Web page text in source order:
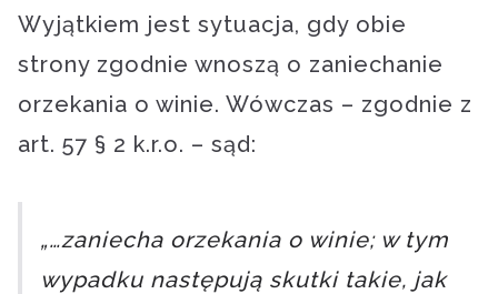
Wyjątkiem jest sytuacja, gdy obie
strony zgodnie wnoszą o zaniechanie
orzekania o winie. Wówczas – zgodnie z
art. 57 § 2 k.r.o. – sąd:
„…zaniecha orzekania o winie; w tym
wypadku następują skutki takie, jak